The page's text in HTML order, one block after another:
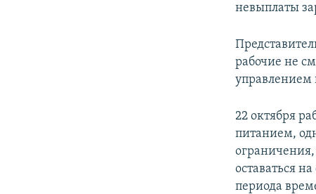
невыплаты
рабочие не
управлением
22 октября
питанием,
оставаться
периода